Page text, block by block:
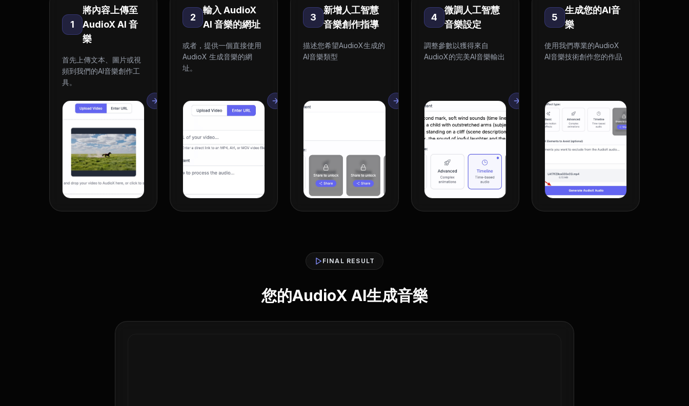
1
將內容上傳至
AudioX AI 音
樂
首先上傳文本、圖片或視
頻到我們的AI音樂創作工
具。
2
輸入 AudioX
AI 音樂的網址
或者，提供一個直接使用
AudioX 生成音樂的網
址。
3
新增人工智慧
音樂創作指導
描述您希望AudioX生成的
AI音樂類型
4
微調人工智慧
音樂設定
調整參數以獲得來自
AudioX的完美AI音樂輸出
5
生成您的AI音
樂
使用我們專業的AudioX
AI音樂技術創作您的作品
FINAL RESULT
您的AudioX AI生成音樂